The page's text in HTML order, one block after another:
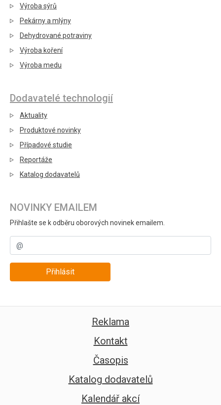
Výroba sýrů
Pekárny a mlýny
Dehydrované potraviny
Výroba koření
Výroba medu
Dodavatelé technologií
Aktuality
Produktové novinky
Případové studie
Reportáže
Katalog dodavatelů
NOVINKY EMAILEM
Přihlašte se k odběru oborových novinek emailem.
Přihlásit
Reklama
Kontakt
Časopis
Katalog dodavatelů
Kalendář akcí